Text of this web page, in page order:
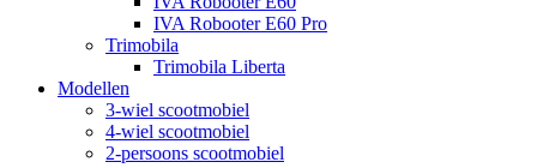
IVA Robooter E60 Pro
Trimobila
Trimobila Liberta
Modellen
3-wiel scootmobiel
4-wiel scootmobiel
2-persoons scootmobiel